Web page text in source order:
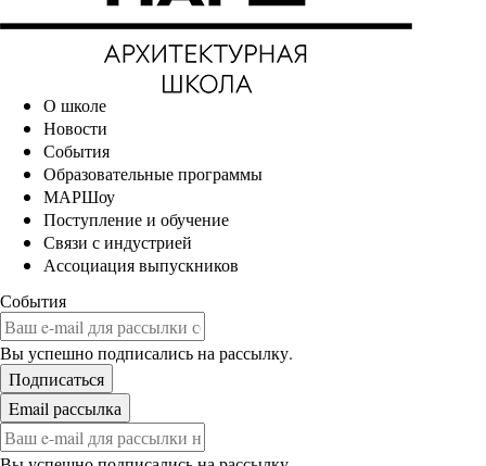
О школе
Новости
События
Образовательные программы
МАРШоу
Поступление и обучение
Связи с индустрией
Ассоциация выпускников
События
Вы успешно подписались на рассылку.